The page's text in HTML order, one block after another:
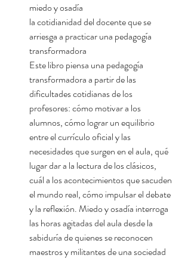
miedo y osadía
la cotidianidad del docente que se
arriesga a practicar una pedagogía
transformadora
Este libro piensa una pedagogía
transformadora a partir de las
dificultades cotidianas de los
profesores: cómo motivar a los
alumnos, cómo lograr un equilibrio
entre el currículo oficial y las
necesidades que surgen en el aula, qué
lugar dar a la lectura de los clásicos,
cuál a los acontecimientos que sacuden
el mundo real, cómo impulsar el debate
y la reflexión. Miedo y osadía interroga
las horas agitadas del aula desde la
sabiduría de quienes se reconocen
maestros y militantes de una sociedad